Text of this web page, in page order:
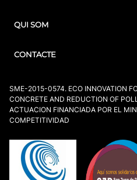
QUI SOM
CONTACTE
SME-2015-0574. ECO INNOVATION
CONCRETE AND REDUCTION OF
ACTUACION FINANCIADA POR EL
COMPETITIVIDAD